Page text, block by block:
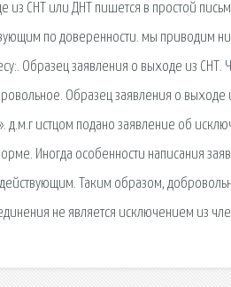
из СНТ или ДНТ пишется в простой
по доверенности. мы приводим
Образец заявления о выходе из СНТ.
Образец заявления о выходе
д.м.г истцом подано заявление об
Иногда особенности написания
Таким образом,
не является исключением из